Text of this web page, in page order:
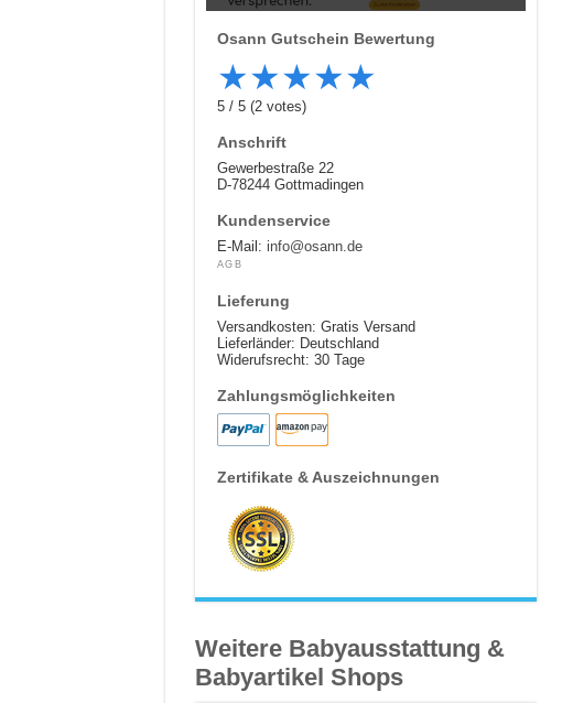
Osann Gutschein Bewertung
★★★★★
5 / 5(2votes)
Anschrift
Gewerbestraße 22
D-78244 Gottmadingen
Kundenservice
E-Mail: info@osann.de
AGB
Lieferung
Versandkosten: Gratis Versand
Lieferländer: Deutschland
Widerufsrecht: 30 Tage
Zahlungsmöglichkeiten
Zertifikate & Auszeichnungen
Weitere Babyausstattung &
Babyartikel Shops